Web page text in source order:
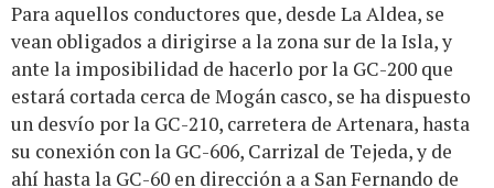
Para aquellos conductores que, desde La Aldea, se
vean obligados a dirigirse a la zona sur de la Isla, y
ante la imposibilidad de hacerlo por la GC-200 que
estará cortada cerca de Mogán casco, se ha dispuesto
un desvío por la GC-210, carretera de Artenara, hasta
su conexión con la GC-606, Carrizal de Tejeda, y de
ahí hasta la GC-60 en dirección a a San Fernando de